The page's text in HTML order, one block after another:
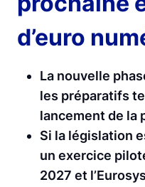
d’euro
La nouvelle
les préparatifs
lancement de la
Si la législation
un exercice
2027 et